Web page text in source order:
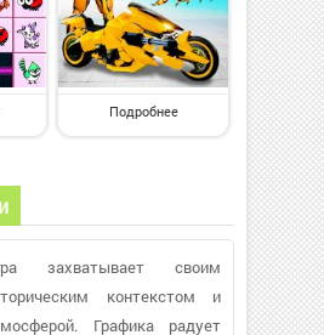
Подробнее
захватывает своим
контекстом и
Графика радует